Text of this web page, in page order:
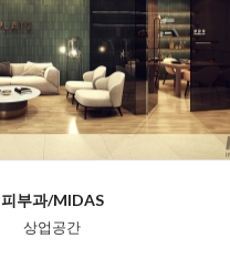
피부과/MIDAS
상업공간